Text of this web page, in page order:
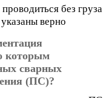
без груза
верно
которым
сварных
(ПС)?